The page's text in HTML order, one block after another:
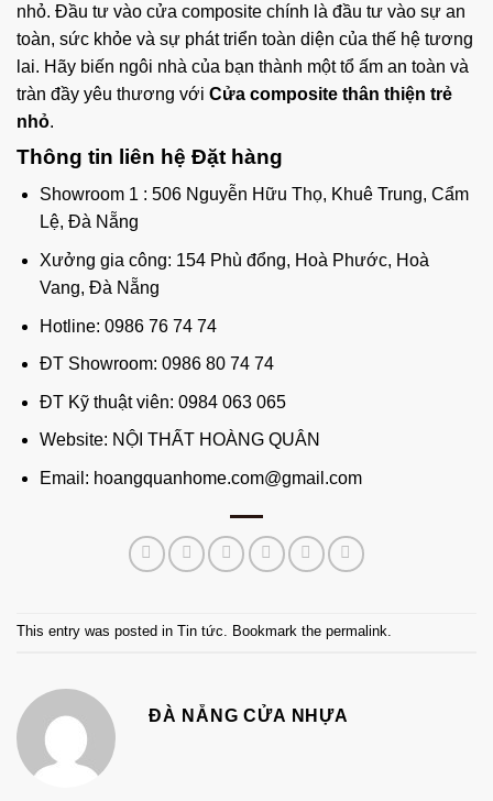
nhỏ. Đầu tư vào cửa composite chính là đầu tư vào sự an
toàn, sức khỏe và sự phát triển toàn diện của thế hệ tương
lai. Hãy biến ngôi nhà của bạn thành một tổ ấm an toàn và
tràn đầy yêu thương với Cửa composite thân thiện trẻ
nhỏ.
Thông tin liên hệ Đặt hàng
Showroom 1 : 506 Nguyễn Hữu Thọ, Khuê Trung, Cẩm
Lệ, Đà Nẵng
Xưởng gia công: 154 Phù đổng, Hoà Phước, Hoà
Vang, Đà Nẵng
Hotline: 0986 76 74 74
ĐT Showroom: 0986 80 74 74
ĐT Kỹ thuật viên: 0984 063 065
Website: NỘI THẤT HOÀNG QUÂN
Email: hoangquanhome.com@gmail.com
This entry was posted in Tin tức. Bookmark the permalink.
ĐÀ NẴNG CỬA NHỰA